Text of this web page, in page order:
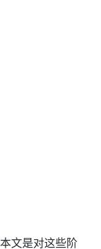
文是对这些阶